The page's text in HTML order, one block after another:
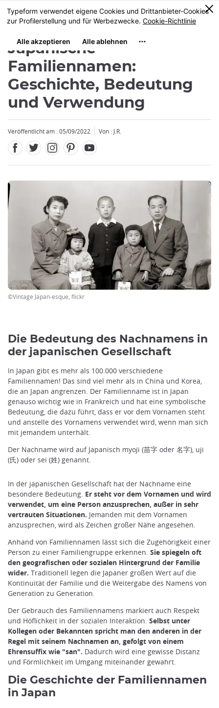
Größe
MENU
0
Japanische
Familiennamen:
Geschichte, Bedeutung
und Verwendung
Veröffentlicht am : 05/09/2022 Von : J.R.
©Vintage Japan-esque, flickr
Die Bedeutung des Nachnamens in
der japanischen Gesellschaft
In Japan gibt es mehr als 100.000 verschiedene
Familiennamen! Das sind viel mehr als in China und Korea,
die an Japan angrenzen. Der Familienname ist in Japan
genauso wichtig wie in Frankreich und hat eine symbolische
Bedeutung, die dazu führt, dass er vor dem Vornamen steht
und anstelle des Vornamens verwendet wird, wenn man sich
mit jemandem unterhält.
Der Nachname wird auf Japanisch myoji (苗字 oder 名字), uji
(氏) oder sei (姓) genannt.
In der japanischen Gesellschaft hat der Nachname eine
besondere Bedeutung. Er steht vor dem Vornamen und wird
verwendet, um eine Person anzusprechen, außer in sehr
vertrauten Situationen. Jemanden mit dem Vornamen
anzusprechen, wird als Zeichen großer Nähe angesehen.
Anhand von Familiennamen lässt sich die Zugehörigkeit einer
Person zu einer Familiengruppe erkennen. Sie spiegeln oft
den geografischen oder sozialen Hintergrund der Familie
wider. Traditionell legen die Japaner großen Wert auf die
Kontinuität der Familie und die Weitergabe des Namens von
Generation zu Generation.
Der Gebrauch des Familiennamens markiert auch Respekt
und Höflichkeit in der sozialen Interaktion. Selbst unter
Kollegen oder Bekannten spricht man den anderen in der
Regel mit seinem Nachnamen an, gefolgt von einem
Ehrensuffix wie "san". Dadurch wird eine gewisse Distanz
und Förmlichkeit im Umgang miteinander gewahrt.
Die Geschichte der Familiennamen
in Japan